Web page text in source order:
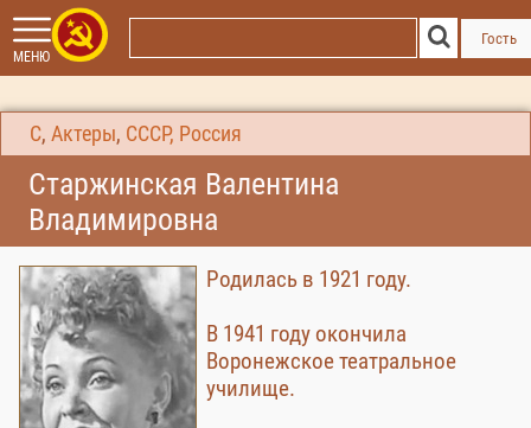
МЕНЮ
Гость
С, Актеры, СССР, Россия
Старжинская Валентина
Владимировна
Родилась в 1921 году.
В 1941 году окончила
Воронежское театральное
училище.